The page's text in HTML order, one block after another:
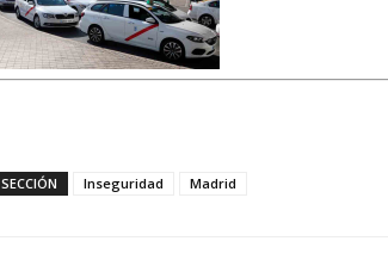
SECCIÓN Inseguridad Madrid